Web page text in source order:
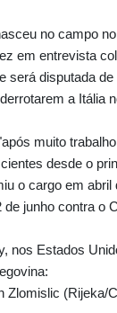
no campo
em entrevista
disputada de
a Itália
muito
desde o
o cargo em abril
junho contra o
nos Estados
Zlomislic